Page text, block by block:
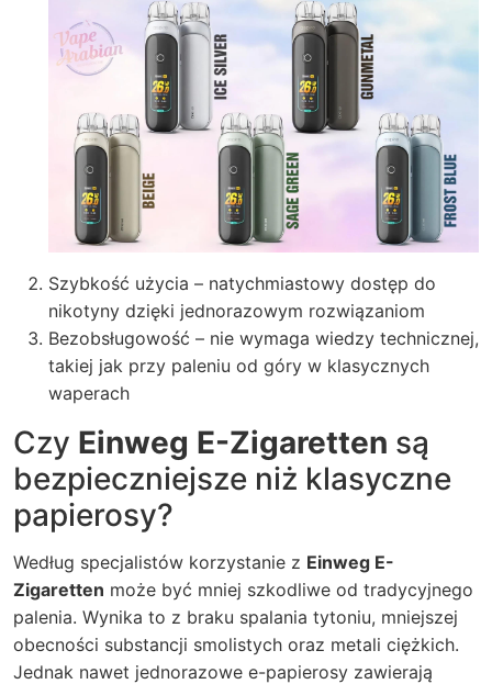
Szybkość użycia – natychmiastowy dostęp do
nikotyny dzięki jednorazowym rozwiązaniom
Bezobsługowość – nie wymaga wiedzy technicznej,
takiej jak przy paleniu od góry w klasycznych
waperach
Czy Einweg E-Zigaretten są
bezpieczniejsze niż klasyczne
papierosy?
Według specjalistów korzystanie z Einweg E-
Zigaretten może być mniej szkodliwe od tradycyjnego
palenia. Wynika to z braku spalania tytoniu, mniejszej
obecności substancji smolistych oraz metali ciężkich.
Jednak nawet jednorazowe e-papierosy zawierają